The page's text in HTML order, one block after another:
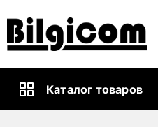
Каталог товаров
Главная